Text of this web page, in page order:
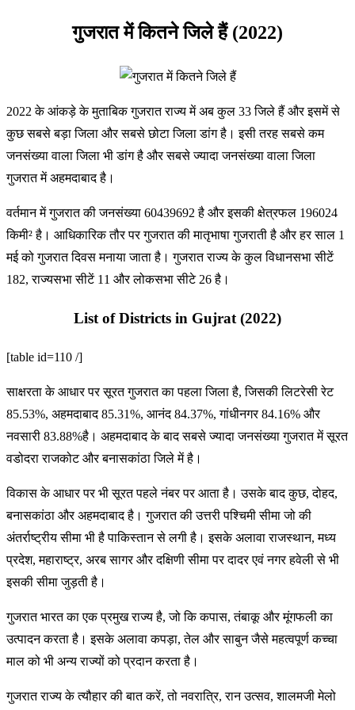
गुजरात में कितने जिले हैं (2022)
2022 के आंकड़े के मुताबिक गुजरात राज्य में अब कुल 33 जिले हैं और इसमें से
कुछ सबसे बड़ा जिला और सबसे छोटा जिला डांग है। इसी तरह सबसे कम
जनसंख्या वाला जिला भी डांग है और सबसे ज्यादा जनसंख्या वाला जिला
गुजरात में अहमदाबाद है।
वर्तमान में गुजरात की जनसंख्या 60439692 है और इसकी क्षेत्रफल 196024
किमी² है। आधिकारिक तौर पर गुजरात की मातृभाषा गुजराती है और हर साल 1
मई को गुजरात दिवस मनाया जाता है। गुजरात राज्य के कुल विधानसभा सीटें
182, राज्यसभा सीटें 11 और लोकसभा सीटे 26 है।
List of Districts in Gujrat (2022)
[table id=110 /]
साक्षरता के आधार पर सूरत गुजरात का पहला जिला है, जिसकी लिटरेसी रेट
85.53%, अहमदाबाद 85.31%, आनंद 84.37%, गांधीनगर 84.16% और
नवसारी 83.88%है। अहमदाबाद के बाद सबसे ज्यादा जनसंख्या गुजरात में सूरत
वडोदरा राजकोट और बनासकांठा जिले में है।
विकास के आधार पर भी सूरत पहले नंबर पर आता है। उसके बाद कुछ, दोहद,
बनासकांठा और अहमदाबाद है। गुजरात की उत्तरी पश्चिमी सीमा जो की
अंतर्राष्ट्रीय सीमा भी है पाकिस्तान से लगी है। इसके अलावा राजस्थान, मध्य
प्रदेश, महाराष्ट्र, अरब सागर और दक्षिणी सीमा पर दादर एवं नगर हवेली से भी
इसकी सीमा जुड़ती है।
गुजरात भारत का एक प्रमुख राज्य है, जो कि कपास, तंबाकू और मूंगफली का
उत्पादन करता है। इसके अलावा कपड़ा, तेल और साबुन जैसे महत्वपूर्ण कच्चा
माल को भी अन्य राज्यों को प्रदान करता है।
गुजरात राज्य के त्यौहार की बात करें, तो नवरात्रि, रान उत्सव, शालमजी मेलो